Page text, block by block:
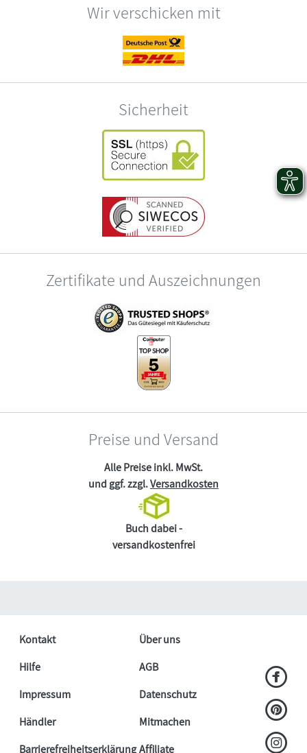
Wir verschicken mit
Sicherheit
Zertifikate und Auszeichnungen
Preise und Versand
Alle Preise inkl. MwSt.
und ggf. zzgl.Versandkosten
Buch dabei -
versandkostenfrei
Kontakt
Über uns
Hilfe
AGB
Impressum
Datenschutz
Händler
Mitmachen
BarrierefreiheitserklärungAffiliate